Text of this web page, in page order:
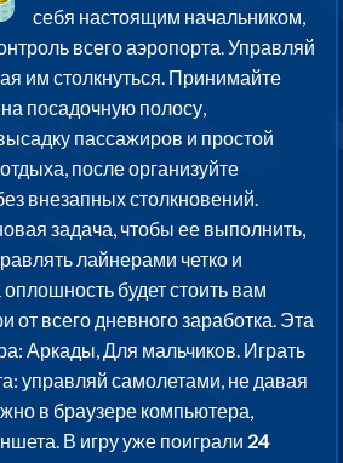
себя настоящим начальником,
всего аэропорта. Управляй
им столкнуться. Принимайте
посадочную полосу,
пассажиров и простой
после организуйте
внезапных столкновений.
задача, чтобы ее выполнить,
лайнерами четко и
будет стоить вам
от всего дневного заработка. Эта
Аркады, Для мальчиков. Играть
управляй самолетами, не давая
в браузере компьютера,
В игру уже поиграли 24